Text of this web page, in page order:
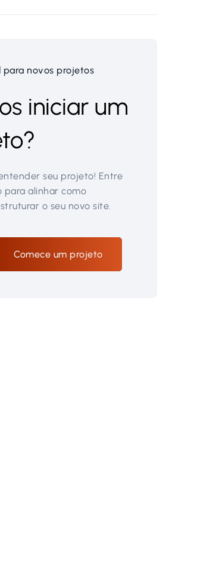
para novos projetos
iniciar um
seu projeto! Entre
para alinhar como
o seu novo site.
Comece um projeto